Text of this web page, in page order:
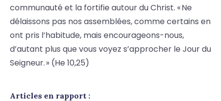
communauté et la fortifie autour du Christ. « Ne
délaissons pas nos assemblées, comme certains en
ont pris l’habitude, mais encourageons-nous,
d’autant plus que vous voyez s’approcher le Jour du
Seigneur. » (He 10,25)
Articles en rapport :